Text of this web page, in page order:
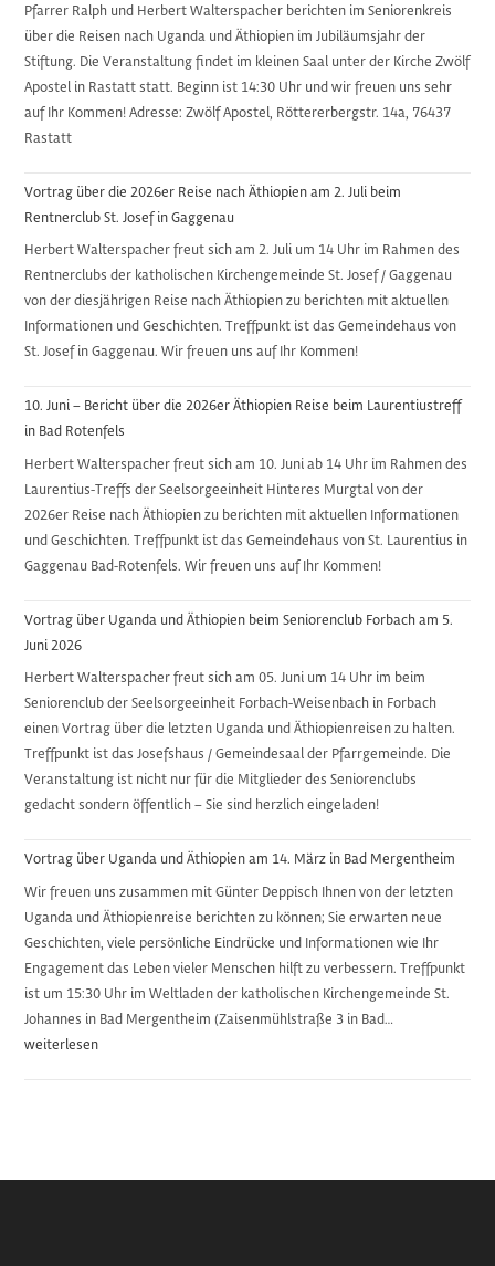
Pfarrer Ralph und Herbert Walterspacher berichten im Seniorenkreis
über die Reisen nach Uganda und Äthiopien im Jubiläumsjahr der
Stiftung. Die Veranstaltung findet im kleinen Saal unter der Kirche Zwölf
Apostel in Rastatt statt. Beginn ist 14:30 Uhr und wir freuen uns sehr
auf Ihr Kommen! Adresse: Zwölf Apostel, Röttererbergstr. 14a, 76437
Rastatt
Vortrag über die 2026er Reise nach Äthiopien am 2. Juli beim
Rentnerclub St. Josef in Gaggenau
Herbert Walterspacher freut sich am 2. Juli um 14 Uhr im Rahmen des
Rentnerclubs der katholischen Kirchengemeinde St. Josef / Gaggenau
von der diesjährigen Reise nach Äthiopien zu berichten mit aktuellen
Informationen und Geschichten. Treffpunkt ist das Gemeindehaus von
St. Josef in Gaggenau. Wir freuen uns auf Ihr Kommen!
10. Juni – Bericht über die 2026er Äthiopien Reise beim Laurentiustreff
in Bad Rotenfels
Herbert Walterspacher freut sich am 10. Juni ab 14 Uhr im Rahmen des
Laurentius-Treffs der Seelsorgeeinheit Hinteres Murgtal von der
2026er Reise nach Äthiopien zu berichten mit aktuellen Informationen
und Geschichten. Treffpunkt ist das Gemeindehaus von St. Laurentius in
Gaggenau Bad-Rotenfels. Wir freuen uns auf Ihr Kommen!
Vortrag über Uganda und Äthiopien beim Seniorenclub Forbach am 5.
Juni 2026
Herbert Walterspacher freut sich am 05. Juni um 14 Uhr im beim
Seniorenclub der Seelsorgeeinheit Forbach-Weisenbach in Forbach
einen Vortrag über die letzten Uganda und Äthiopienreisen zu halten.
Treffpunkt ist das Josefshaus / Gemeindesaal der Pfarrgemeinde. Die
Veranstaltung ist nicht nur für die Mitglieder des Seniorenclubs
gedacht sondern öffentlich – Sie sind herzlich eingeladen!
Vortrag über Uganda und Äthiopien am 14. März in Bad Mergentheim
Wir freuen uns zusammen mit Günter Deppisch Ihnen von der letzten
Uganda und Äthiopienreise berichten zu können; Sie erwarten neue
Geschichten, viele persönliche Eindrücke und Informationen wie Ihr
Engagement das Leben vieler Menschen hilft zu verbessern. Treffpunkt
ist um 15:30 Uhr im Weltladen der katholischen Kirchengemeinde St.
Johannes in Bad Mergentheim (Zaisenmühlstraße 3 in Bad…
14.
weiterlesen